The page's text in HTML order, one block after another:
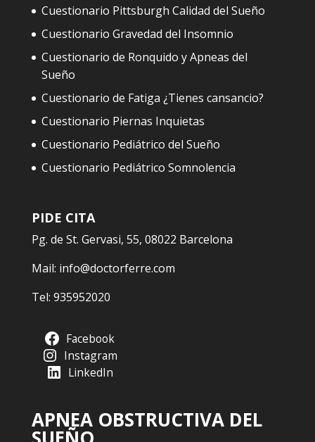
Cuestionario Pittsburgh Calidad del Sueño
Cuestionario Gravedad del Insomnio
Cuestionario de Ronquido y Apneas del
Sueño
Cuestionario de Fatiga ¿Tienes cansancio?
Cuestionario Piernas Inquietas
Cuestionario Pediátrico del Sueño
Cuestionario Pediátrico Somnolencia
PIDE CITA
Pg. de St. Gervasi, 55, 08022 Barcelona
Mail: info@doctorferre.com
Tel: 935952020
Facebook
Instagram
LinkedIn
APNEA OBSTRUCTIVA DEL